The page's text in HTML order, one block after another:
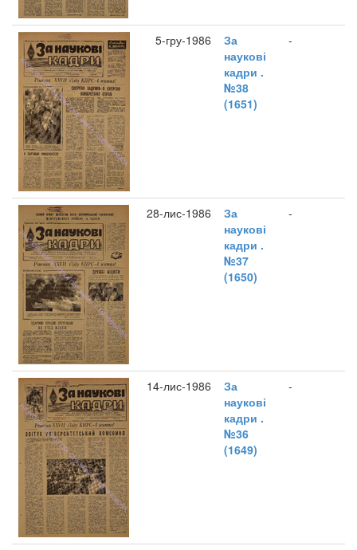
5-гру-1986
За
наукові
кадри .
№38
(1651)
-
28-лис-1986
За
наукові
кадри .
№37
(1650)
-
14-лис-1986
За
наукові
кадри .
№36
(1649)
-